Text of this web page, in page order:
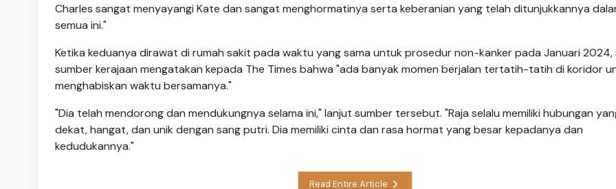
Charles sangat menyayangi Kate dan sangat menghormatinya serta keberanian yang telah ditunjukkannya
semua ini."
Ketika keduanya dirawat di rumah sakit pada waktu yang sama untuk prosedur non-kanker pada Januari 2024,
sumber kerajaan mengatakan kepada The Times bahwa "ada banyak momen berjalan tertatih-tatih di koridor
menghabiskan waktu bersamanya."
"Dia telah mendorong dan mendukungnya selama ini," lanjut sumber tersebut. "Raja selalu memiliki hubungan
dekat, hangat, dan unik dengan sang putri. Dia memiliki cinta dan rasa hormat yang besar kepadanya dan
kedudukannya."
Read Entire Article